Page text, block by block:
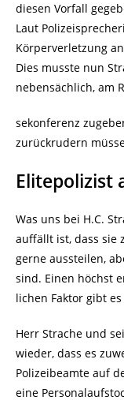
diesen Vorfall
Laut
Körperverletzung
Dies musste nun
nebensächlich, am
sekonferenz
zurückrudern
Elitepolizist
Was uns bei H.C.
auffällt ist, dass sie
gerne aussteilen,
sind. Einen höchst
lichen Faktor gibt
Herr Strache und
wieder, dass es
Polizeibeamte auf
eine